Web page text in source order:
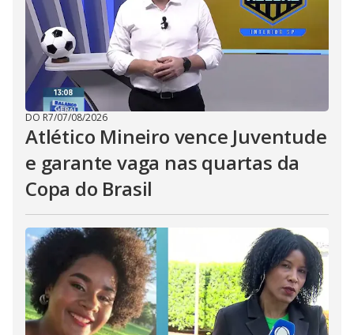
DO R7/07/08/2026
Atlético Mineiro vence Juventude
e garante vaga nas quartas da
Copa do Brasil